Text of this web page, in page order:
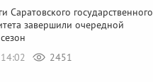
Саратовского государственного
завершили очередной
2451